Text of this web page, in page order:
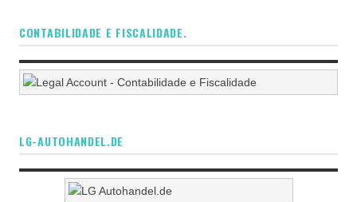
CONTABILIDADE E FISCALIDADE.
LG-AUTOHANDEL.DE